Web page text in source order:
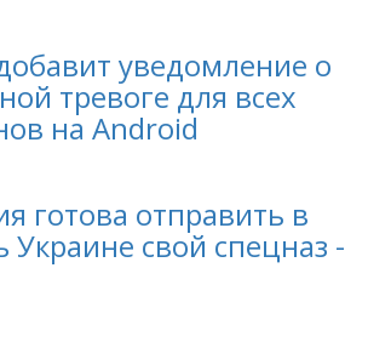
уведомление о
тревоге для всех
на Android
готова отправить в
свой спецназ -